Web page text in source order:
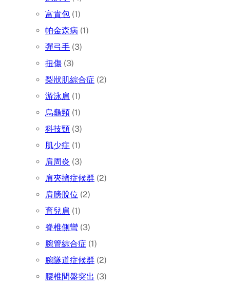
富貴包 (1)
帕金森病 (1)
彈弓手 (3)
扭傷 (3)
梨狀肌綜合症 (2)
游泳肩 (1)
烏龜頸 (1)
科技頸 (3)
肌少症 (1)
肩周炎 (3)
肩夾擠症候群 (2)
肩膀脫位 (2)
育兒肩 (1)
脊椎側彎 (3)
腕管綜合症 (1)
腕隧道症候群 (2)
腰椎間盤突出 (3)